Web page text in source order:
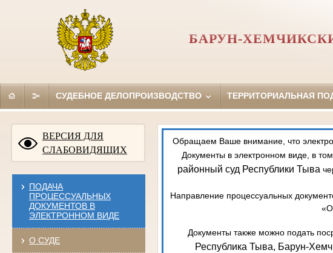
БАРУН-
СУДЕБНОЕ ДЕЛОПРОИЗВОДСТВО ТЕРРИТОРИАЛЬНАЯ
ВЕРСИЯ ДЛЯ
СЛАБОВИДЯЩИХ
ПОДАЧА
ПРОЦЕССУАЛЬНЫХ
ДОКУМЕНТОВ В
ЭЛЕКТРОННОМ ВИДЕ
О СУДЕ
Обращаем Ваше внимание, что
Документы в электронном виде, в
районный суд Республики Тыва
Направление процессуальных
Документы также можно подать
Республика Тыва, Барун-